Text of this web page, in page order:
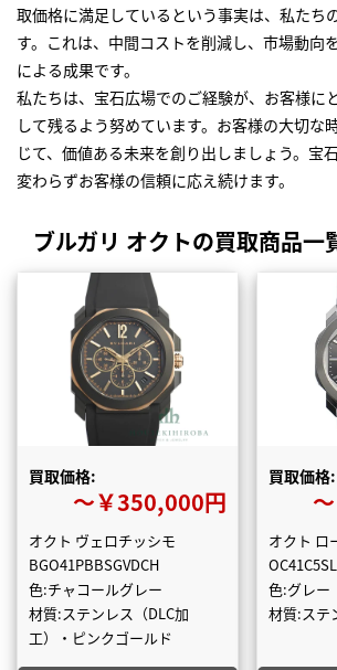
取価格に満足しているという事実は、私たち
す。これは、中間コストを削減し、市場動向
による成果です。
私たちは、宝石広場でのご経験が、お客様に
して残るよう努めています。お客様の大切な
じて、価値ある未来を創り出しましょう。宝
変わらずお客様の信頼に応え続けます。
ブルガリ オクトの買取商品一
買取価格:
〜￥350,000円
オクト ヴェロチッシモ
BGO41PBBSGVDCH
色:チャコールグレー
材質:ステンレス（DLC加
工）・ピンクゴールド
買取価格:
オクト ロ
色:グレー
材質:ステ